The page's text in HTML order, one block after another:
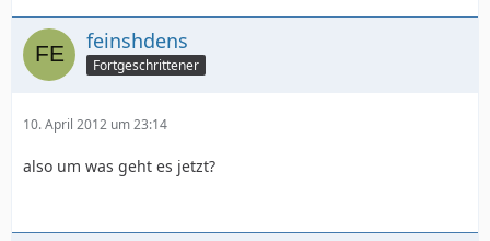
feinshdens
Fortgeschrittener
10. April 2012 um 23:14
also um was geht es jetzt?